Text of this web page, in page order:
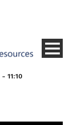
11:10
coup